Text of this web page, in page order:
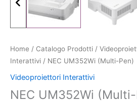
Home / Catalogo Prodotti /
Interattivi / NEC UM352Wi (Multi-Pen)
Videoproiettori Interattivi
NEC UM352Wi